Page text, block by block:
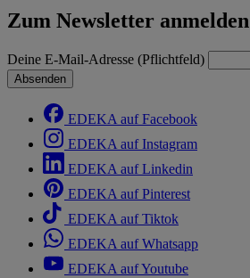
Zum Newsletter anmelden
Deine E-Mail-Adresse (Pflichtfeld)
Absenden
EDEKA auf Facebook
EDEKA auf Instagram
EDEKA auf Linkedin
EDEKA auf Pinterest
EDEKA auf Tiktok
EDEKA auf Whatsapp
EDEKA auf Youtube